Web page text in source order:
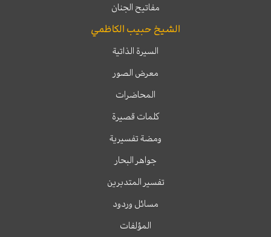
مفاتيح الجنان
الشيخ حبيب الكاظمي
السيرة الذاتية
معرض الصور
المحاضرات
كلمات قصيرة
ومضة تفسيرية
جواهر البحار
تفسير المتدبرين
مسائل وردود
المؤلفات